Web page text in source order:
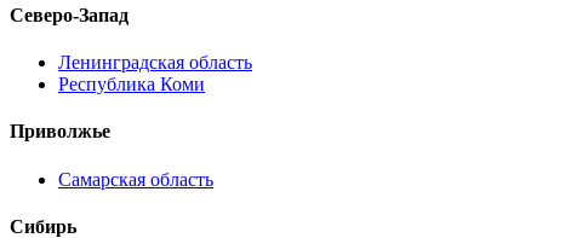
Северо-Запад
Ленинградская область
Республика Коми
Приволжье
Самарская область
Сибирь